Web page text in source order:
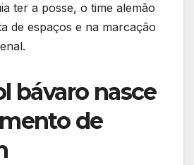
ter a posse, o time alemão
de espaços e na marcação
bávaro nasce
de